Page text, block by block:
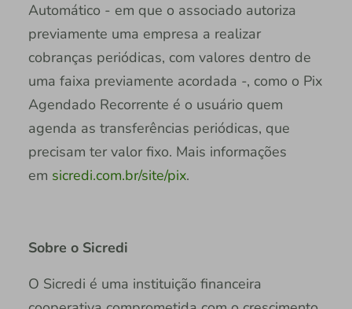
Automático - em que o associado autoriza
previamente uma empresa a realizar
cobranças periódicas, com valores dentro de
uma faixa previamente acordada -, como o Pix
Agendado Recorrente é o usuário quem
agenda as transferências periódicas, que
precisam ter valor fixo. Mais informações
em sicredi.com.br/site/pix.
Sobre o Sicredi
O Sicredi é uma instituição financeira